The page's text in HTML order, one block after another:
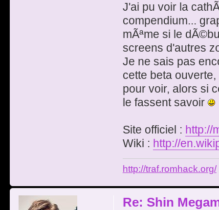
J'ai pu voir la
compendium...
mÃªme si le
screens d'autres
Je ne sais pas
cette beta
pour voir, alors si
le fassent savoir
Site officiel : http://
Wiki : http://
http://traf.romhack.org/
Re: Shin